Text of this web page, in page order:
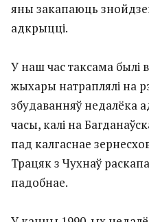
яны закапаюць
адкрыцці.
У наш час таксама былі
жыхары натраплялі на
збудаванняў недалёка
часы, калі на
пад калгаснае
Трацяк з Чухнаў
падобнае.